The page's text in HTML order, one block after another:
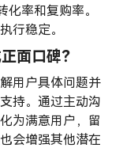
率和复购率。
行稳定。
面口碑？
用户具体问题并
持。通过主动沟
为满意用户，留
会增强其他潜在